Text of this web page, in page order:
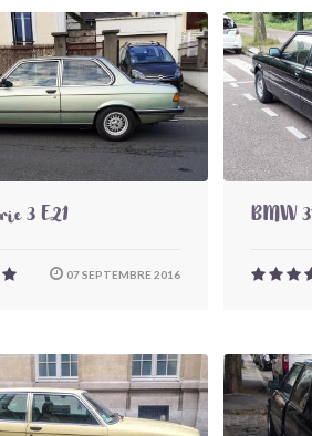
3 E21
07 SEPTEMBRE 2016
BMW